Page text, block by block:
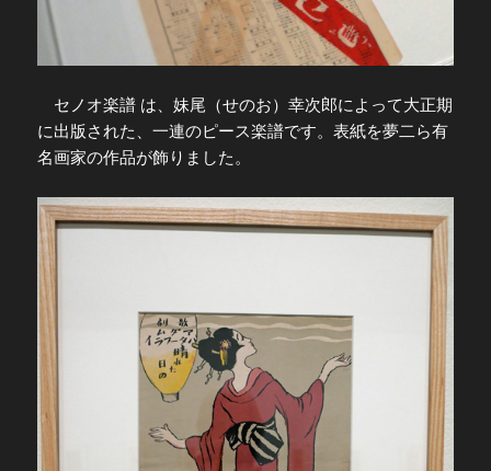
セノオ楽譜 は、妹尾（せのお）幸次郎によって大正期
に出版された、一連のピース楽譜です。表紙を夢二ら有
名画家の作品が飾りました。